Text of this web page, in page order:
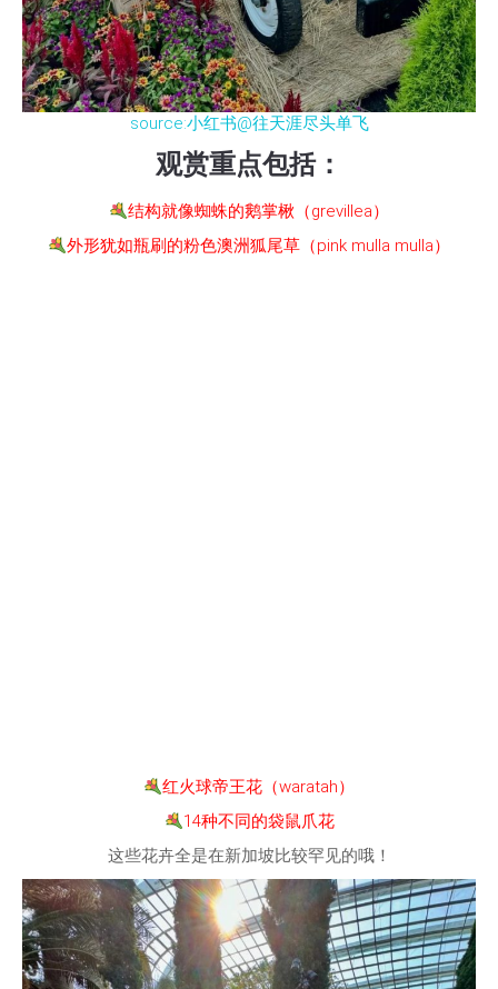
source:小红书@往天涯尽头单飞
观赏重点包括：
结构就像蜘蛛的鹅掌楸（grevillea）
外形犹如瓶刷的粉色澳洲狐尾草（pink mulla mulla）
红火球帝王花（waratah）
14种不同的袋鼠爪花
这些花卉全是在新加坡比较罕见的哦！